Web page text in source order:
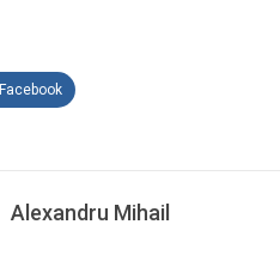
Facebook
Alexandru Mihail